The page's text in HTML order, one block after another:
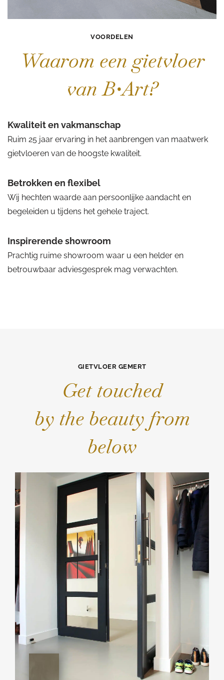
VOORDELEN
Waarom een gietvloer
van B•Art?
Kwaliteit en vakmanschap
Ruim 25 jaar ervaring in het aanbrengen van maatwerk
gietvloeren van de hoogste kwaliteit.
Betrokken en flexibel
Wij hechten waarde aan persoonlijke aandacht en
begeleiden u tijdens het gehele traject.
Inspirerende showroom
Prachtig ruime showroom waar u een helder en
betrouwbaar adviesgesprek mag verwachten.
GIETVLOER GEMERT
Get touched
by the beauty from
below